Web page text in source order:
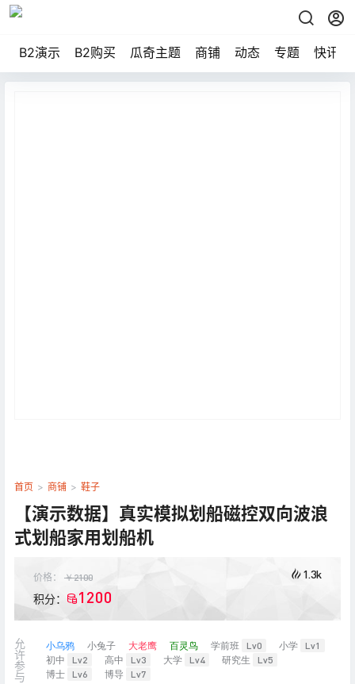
B2演示 B2购买 瓜奇主题 商铺 动态 专题 快讯
首页 > 商铺 > 鞋子
【演示数据】真实模拟划船磁控双向波浪
式划船家用划船机
价格： ￥2100
积分： 1200
1.3k
允
许
参
与
小乌鸦 小兔子 大老鹰 百灵鸟 学前班 Lv0 小学
Lv1
初中
Lv2 高中 Lv3 大学 Lv4 研究生
Lv5
博士
Lv6 博导 Lv7